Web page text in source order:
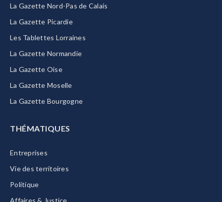
La Gazette Nord-Pas de Calais
La Gazette Picardie
Les Tablettes Lorraines
La Gazette Normandie
La Gazette Oise
La Gazette Moselle
La Gazette Bourgogne
THÉMATIQUES
Entreprises
Vie des territoires
Politique